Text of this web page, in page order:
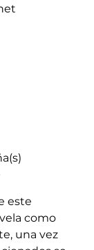
este
como
una vez